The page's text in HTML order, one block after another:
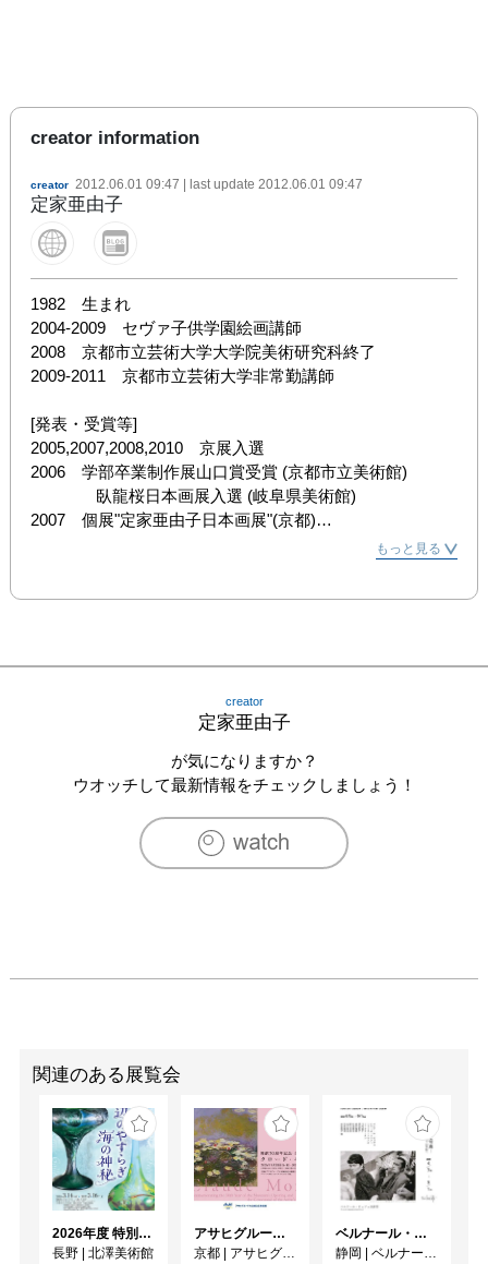
creator information
creator 2012.06.01 09:47 | last update 2012.06.01 09:47
定家亜由子
1982　生まれ
2004-2009　セヴァ子供学園絵画講師
2008　京都市立芸術大学大学院美術研究科終了
2009-2011　京都市立芸術大学非常勤講師
[発表・受賞等]
2005,2007,2008,2010　京展入選
2006　学部卒業制作展山口賞受賞 (京都市立美術館)
臥龍桜日本画展入選 (岐阜県美術館)
2007　個展"定家亜由子日本画展"(京都)
2008　大学院卒業制作展大学院市長賞受賞 （京都市立美
2008-2011　松村泰山堂にて京都御所、大徳寺襖絵等補彩
2009　京都日本画新展出品(美術館「えき」KYOTO )
個展”花つむり”（京都アートギャラリーフェア)
個展”定家亜由子日本画展”（石田大成社ホール)
日春展入選（2010,2011）
日展入選（2011）
蔵作品展”展示室内一角）
ップ講師（個人）
市衣笠小学校、京都市御所南小学校）
2011　子供会向け日本画ワークショップ講師（公益財団法
人佐川美術館）
2011-　小学校出前授業講師（個人　栗東市立治田東小学
校）
もっと見る
creator
定家亜由子
が気になりますか？
ウオッチして最新情報をチェックしましょう！
関連のある展覧会
2026年度 特別展「ガレとドーム、アール･ヌーヴォーのガラス 水辺のやすらぎ、海の神秘」
長野 | 北澤美術館
アサヒグループ大山崎山荘美術館 開館30周年記念展「没後100年 クロード・モネ」
京都 | アサヒグループ大山崎山荘美術館
ベルナール・ビュフェと写真 ーカメラがとらえたビュフェとその時代、そして21 世紀へ
静岡 | ベルナール・ビュフェ美術館